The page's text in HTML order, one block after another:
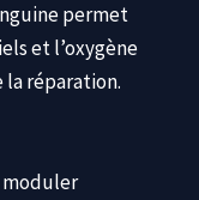
permet
et l’oxygène
la réparation.
moduler